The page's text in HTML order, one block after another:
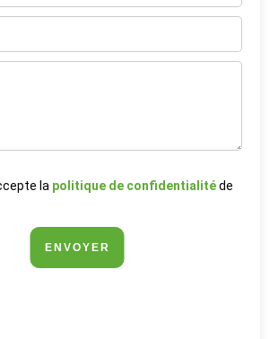
la politique de confidentialitéde
ENVOYER